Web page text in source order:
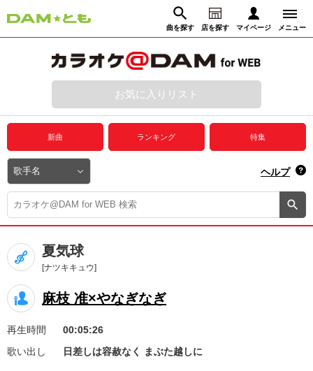
曲を探す 店を探す マイページ メニュー
動画からさがす 録音からさがす
ログイン
プレミアムサービス
DAM★とも動画
DAM★とも録音
カラオケ＠DAM
ユーザー検索
キャンペーン
お知らせ よくあるご質問
お気に入りリスト
新曲 ランキング 特集
ヘルプ
夏気球
[ナツキキュウ]
麻枝 准×やなぎなぎ
再生時間
00:05:26
歌い出し
日差しは容赦なく まぶた越しに